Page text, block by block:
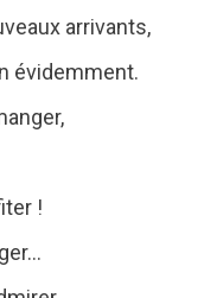
arrivants,
évidemment.
!